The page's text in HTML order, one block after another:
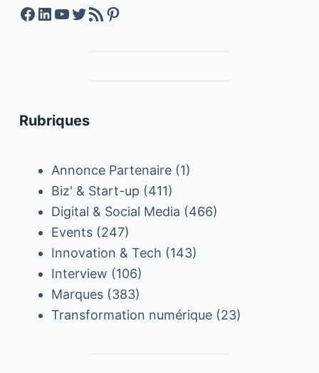
Facebook
LinkedIn
YouTube
Twitter
Feed RSSPinterest
Rubriques
Annonce Partenaire(1)
Biz' & Start-up (411)
Digital & Social Media (466)
Events(247)
Innovation & Tech (143)
Interview (106)
Marques(383)
Transformation numérique(23)